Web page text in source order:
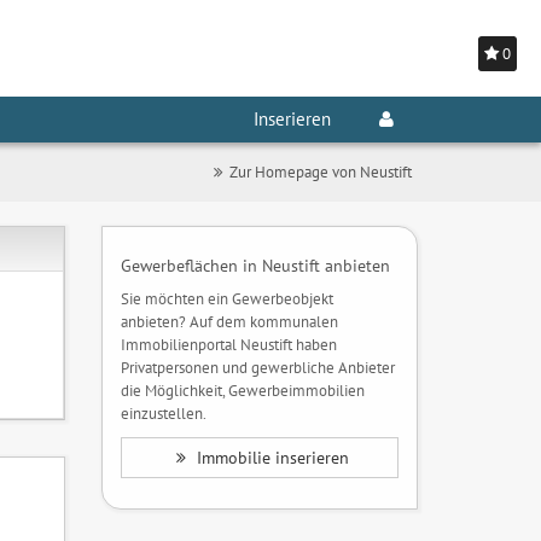
0
Inserieren
Zur Homepage von Neustift
Gewerbeflächen in Neustift anbieten
Sie möchten ein Gewerbeobjekt
anbieten? Auf dem kommunalen
Immobilienportal Neustift haben
Privatpersonen und gewerbliche Anbieter
die Möglichkeit, Gewerbeimmobilien
einzustellen.
Immobilie inserieren